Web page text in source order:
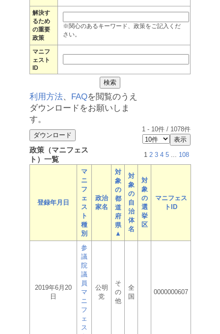
解決す
るため
の重要
政策
※関心のあるキーワード、政策をご記入くだ
さい。
マニフ
ェスト
ID
利用方法、 FAQを閲覧のうえ
ダウンロードをお願いしま
す。
1 - 10件 / 1078件
政策（マニフェス
ト）一覧
1 2 3 4 5 ... 108
登録年月日
マ
ニ
フ
ェ
ス
ト
種
別
政治
家名
対
象
の
都
道
府
県
▲
対
象
の
自
治
体
名
対
象
の
選
挙
区
マニフェス
トID
2019年6月20
日
参
議
院
議
員
マ
ニ
フ
ェ
ス
公明
党
そ
の
他
全
国
0000000607